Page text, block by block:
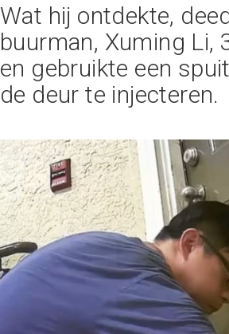
Wat hij ontdekte,
buurman, Xuming Li,
en gebruikte een
de deur te injecteren.